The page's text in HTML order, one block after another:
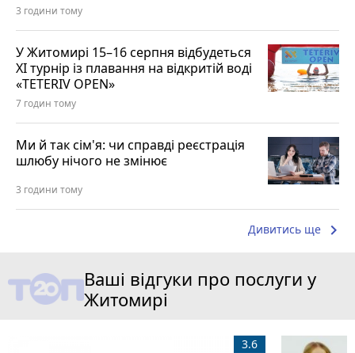
3 години тому
У Житомирі 15–16 серпня відбудеться
XI турнір із плавання на відкритій воді
«TETERIV OPEN»
7 годин тому
Ми й так сім'я: чи справді реєстрація
шлюбу нічого не змінює
3 години тому
Дивитись ще keyboard_arrow_right
Ваші відгуки про послуги у
Житомирі
3.6